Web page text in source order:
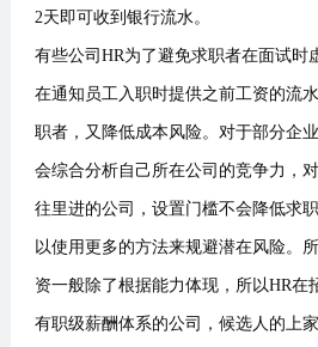
2天即可收到银行流水。
有些公司HR为了避免求职者在面试时
在通知员工入职时提供之前工资的流
职者，又降低成本风险。对于部分企
会综合分析自己所在公司的竞争力，
往里进的公司，设置门槛不会降低求
以使用更多的方法来规避潜在风险。
资一般除了根据能力体现，所以HR在
有职级薪酬体系的公司，候选人的上